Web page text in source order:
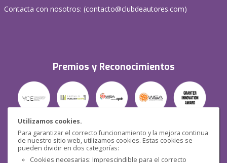
Utilizamos cookies.
Para garantizar el correcto funcionamiento y la mejora continua
de nuestro sitio web, utilizamos cookies. Estas cookies se
pueden dividir en dos categorías:
Cookies necesarias: Imprescindible para el correcto
Contacta con nosotros: (contacto@clubdeautores.com)
Premios y Reconocimientos
Seguridad